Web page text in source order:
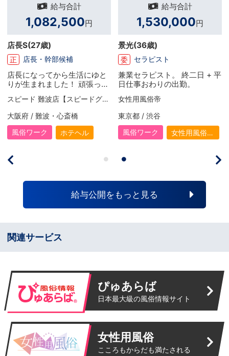
給与合計
1,082,500円
店長S(27歳)
正 店長・幹部候補
店長になってから生活にゆと
りが生まれました！ 頑張った
分だけお給料がしっかり上が
るので、毎月とてもやりがい
を感じています。 有給休暇も
取得でき、リフレッシュした
い時には旅行へ出かけていま
す。 宿や食事は少し贅沢をす
引っ越しも予定しているので
今はその資金作りのために前
スピード 難波店【スピードグループ】
大阪府 / 難波・心斎橋
風俗ワーク
ホテヘル
給与合計
1,530,000円
景光(36歳)
委 セラピスト
兼業セラピスト。 終二日 + 平
日仕事おわりの出勤。
女性用風俗帝
東京都 / 渋谷
風俗ワーク
女性用風俗
給与公開をもっと見る
関連サービス
ぴゅあらば
日本最大級の風俗情報サイト
女性用風俗
こころもからだも満たされる